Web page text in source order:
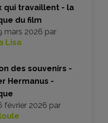
qui travaillent - la
du film
mars 2026 par
Lisa
des souvenirs -
Hermanus -
février 2026 par